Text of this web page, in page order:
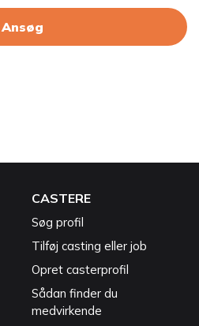
Ansøg
CASTERE
Søg profil
Tilføj casting eller job
Opret casterprofil
Sådan finder du
medvirkende